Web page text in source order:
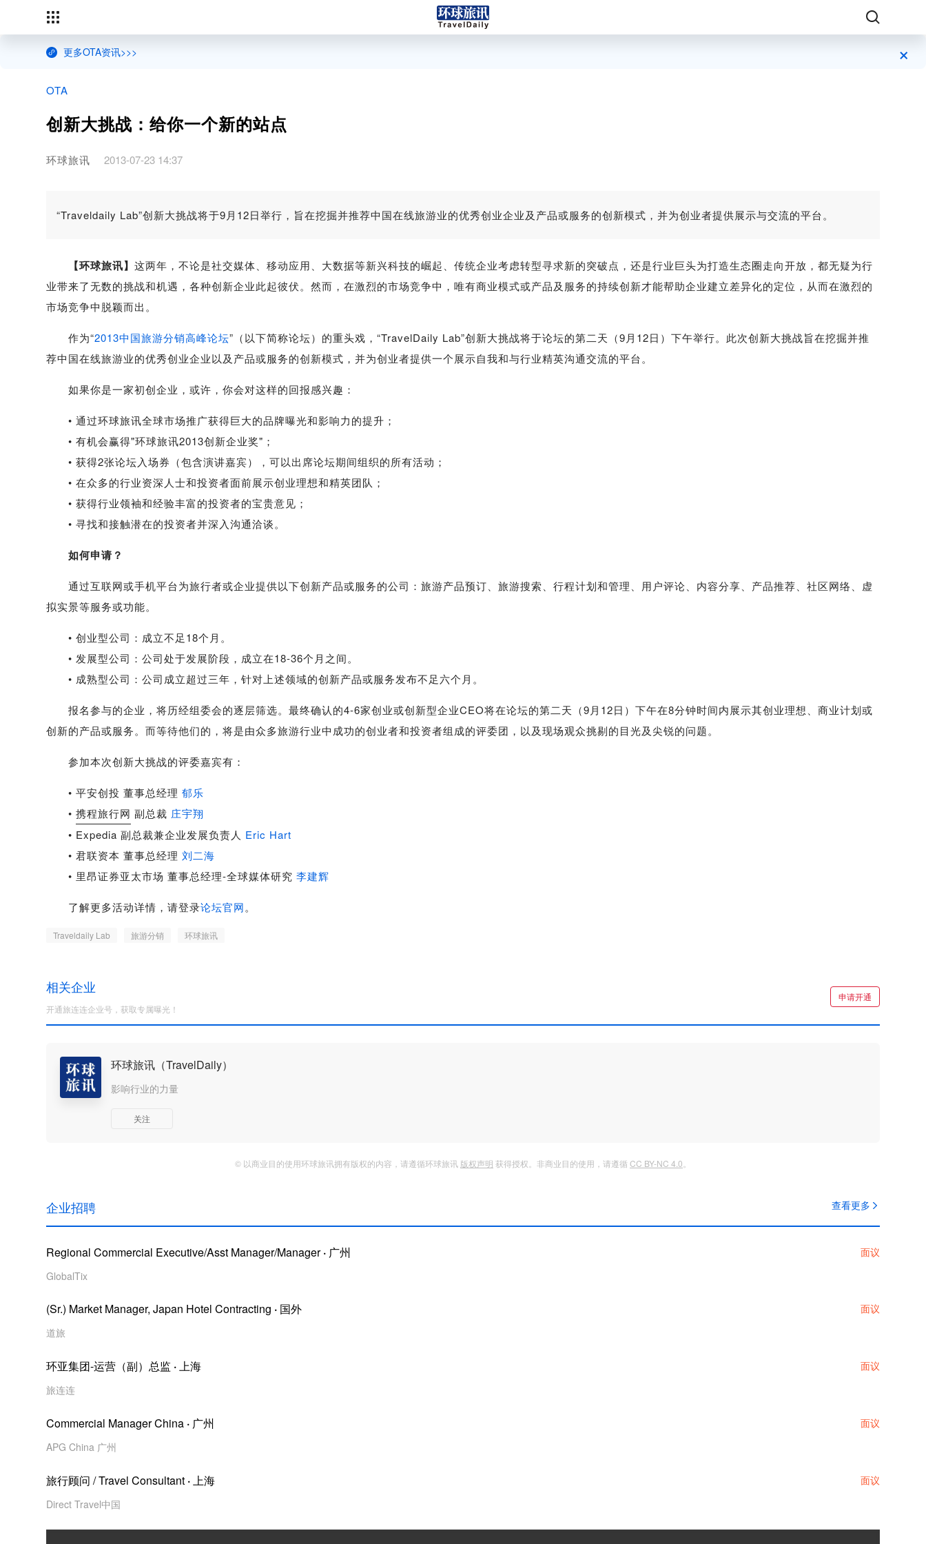
更多OTA资讯>>> ×
OTA
创新大挑战：给你一个新的站点
环球旅讯 2013-07-23 14:37
“Traveldaily Lab”创新大挑战将于9月12日举行，旨在挖掘并推荐中国在线旅游业的优秀创业企业及产品或服务的创新模式，并为创业者提供展示与交流的平台。
【环球旅讯】这两年，不论是社交媒体、移动应用、大数据等新兴科技的崛起、传统企业考虑转型寻求新的突破点，还是行业巨头为打造生态圈走向开放，都无疑为行
业带来了无数的挑战和机遇，各种创新企业此起彼伏。然而，在激烈的市场竞争中，唯有商业模式或产品及服务的持续创新才能帮助企业建立差异化的定位，从而在激烈的
市场竞争中脱颖而出。
作为“2013中国旅游分销高峰论坛”（以下简称论坛）的重头戏，“TravelDaily Lab”创新大挑战将于论坛的第二天（9月12日）下午举行。此次创新大挑战旨在挖掘并推
荐中国在线旅游业的优秀创业企业以及产品或服务的创新模式，并为创业者提供一个展示自我和与行业精英沟通交流的平台。
如果你是一家初创企业，或许，你会对这样的回报感兴趣：
• 通过环球旅讯全球市场推广获得巨大的品牌曝光和影响力的提升；
• 有机会赢得"环球旅讯2013创新企业奖"；
• 获得2张论坛入场券（包含演讲嘉宾），可以出席论坛期间组织的所有活动；
• 在众多的行业资深人士和投资者面前展示创业理想和精英团队；
• 获得行业领袖和经验丰富的投资者的宝贵意见；
• 寻找和接触潜在的投资者并深入沟通洽谈。
如何申请？
通过互联网或手机平台为旅行者或企业提供以下创新产品或服务的公司：旅游产品预订、旅游搜索、行程计划和管理、用户评论、内容分享、产品推荐、社区网络、虚
拟实景等服务或功能。
• 创业型公司：成立不足18个月。
• 发展型公司：公司处于发展阶段，成立在18-36个月之间。
• 成熟型公司：公司成立超过三年，针对上述领域的创新产品或服务发布不足六个月。
报名参与的企业，将历经组委会的逐层筛选。最终确认的4-6家创业或创新型企业CEO将在论坛的第二天（9月12日）下午在8分钟时间内展示其创业理想、商业计划或
创新的产品或服务。而等待他们的，将是由众多旅游行业中成功的创业者和投资者组成的评委团，以及现场观众挑剔的目光及尖锐的问题。
参加本次创新大挑战的评委嘉宾有：
• 平安创投 董事总经理郁乐
•携程旅行网 副总裁 庄宇翔
• Expedia 副总裁兼企业发展负责人 Eric Hart
• 君联资本 董事总经理刘二海
• 里昂证券亚太市场 董事总经理-全球媒体研究李建辉
了解更多活动详情，请登录论坛官网。
Traveldaily Lab 旅游分销 环球旅讯
相关企业
开通旅连连企业号，获取专属曝光！
申请开通
环球旅讯（TravelDaily）
影响行业的力量
关注
© 以商业目的使用环球旅讯拥有版权的内容，请遵循环球旅讯 版权声明 获得授权。非商业目的使用，请遵循 CC BY-NC 4.0
企业招聘 查看更多
Regional Commercial Executive/Asst Manager/Manager· 广州
面议
GlobalTix
(Sr.) Market Manager, Japan Hotel Contracting · 国外
面议
道旅
环亚集团-运营（副）总监 · 上海
面议
旅连连
Commercial Manager China · 广州
面议
APG China 广州
旅行顾问 / Travel Consultant · 上海
面议
Direct Travel中国